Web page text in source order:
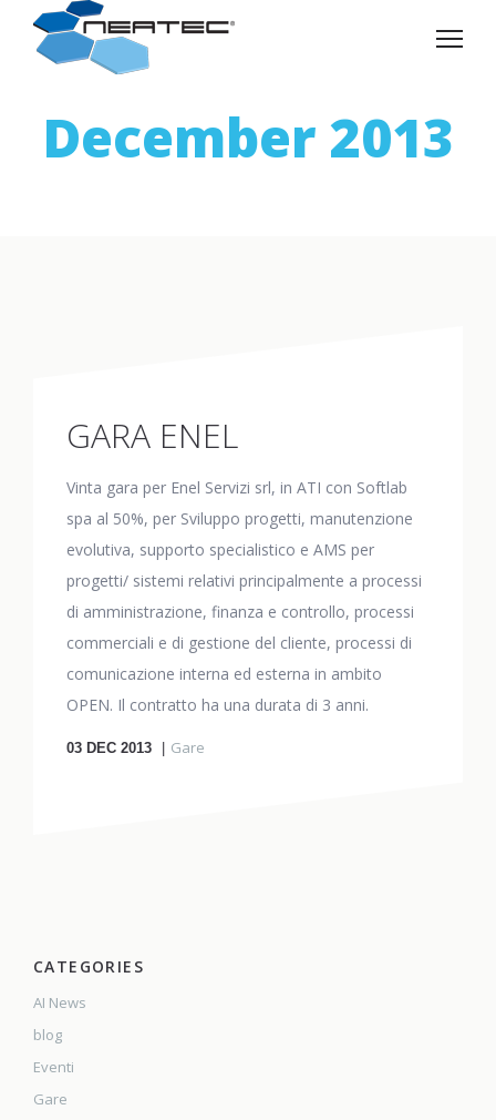
December 2013
GARA ENEL
Vinta gara per Enel Servizi srl, in ATI con Softlab
spa al 50%, per Sviluppo progetti, manutenzione
evolutiva, supporto specialistico e AMS per
progetti/ sistemi relativi principalmente a processi
di amministrazione, finanza e controllo, processi
commerciali e di gestione del cliente, processi di
comunicazione interna ed esterna in ambito
OPEN. Il contratto ha una durata di 3 anni.
03 DEC 2013 Gare
CATEGORIES
AI News
blog
Eventi
Gare